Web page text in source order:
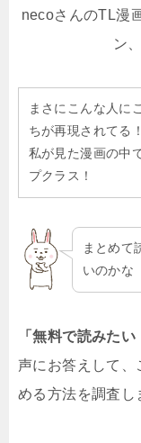
necoさんのTL漫
ン
まさにこんな人に
ちが再現されてる！
私が見た漫画の中
プクラス！
まとめて
いのかな
「無料で読みた
声にお答えして、
める方法を調査し